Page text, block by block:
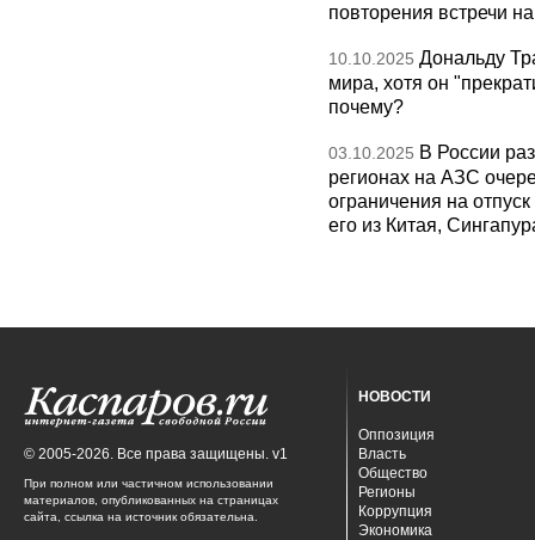
повторения встречи
10.10.2025 Дональду
мира, хотя он
почему?
03.10.2025 В России
регионах на АЗС
ограничения на
его из Китая,
© 2005-2026. Все права защищены. v1
При полном или частичном использовании
материалов, опубликованных на страницах
сайта, ссылка на источник обязательна.
НОВОСТИ
Оппозиция
Власть
Общество
Регионы
Коррупция
Экономика